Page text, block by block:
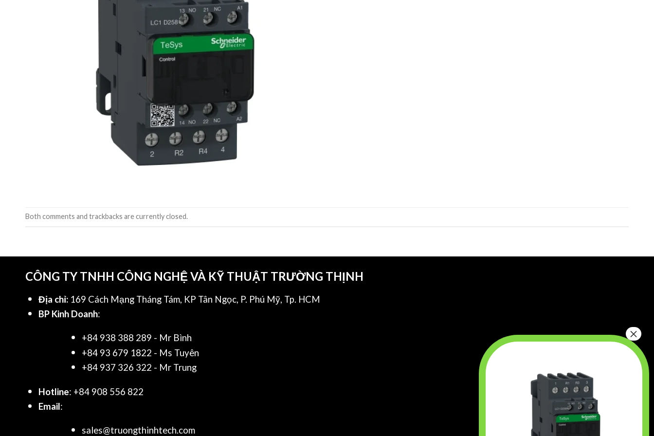
Both comments and trackbacks are currently closed.
CÔNG TY TNHH CÔNG NGHỆ VÀ KỸ THUẬT TRƯỜNG THỊNH
Địa chỉ: 169 Cách Mạng Tháng Tám, KP Tân Ngọc, P. Phú Mỹ, Tp. HCM
BP Kinh Doanh:
+84 938 388 289 - Mr Bình
+84 93 679 1822 - Ms Tuyên
+84 937 326 322 - Mr Trung
Hotline: +84 908 556 822
Email:
sales@truongthinhtech.com